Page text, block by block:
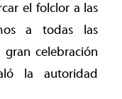
el folclor a las
a todas las
gran celebración
la autoridad